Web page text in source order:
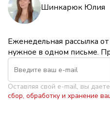
Шинкарюк Юлия
Еженедельная рассылка
нужное в одном письме.
Оставляя свой e-mail, вы
сбор, обработку и хранение